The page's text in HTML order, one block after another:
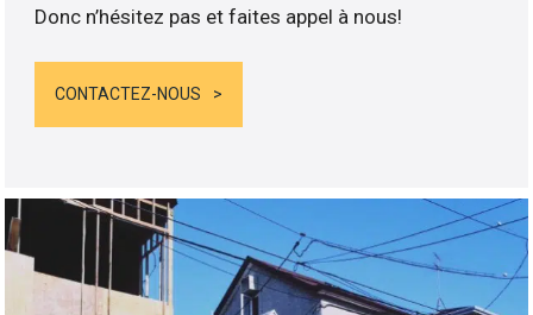
Donc n’hésitez pas et faites appel à nous!
CONTACTEZ-NOUS